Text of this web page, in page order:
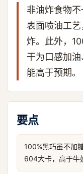
非油炸食物
表面喷油工
炸。此外，
干为口感加
能高于预期。
要点
100%黑巧虽不加
604大卡，高于牛